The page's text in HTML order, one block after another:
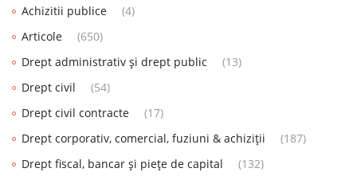
Achizitii publice
(4)
Articole
(650)
Drept administrativ și drept public
(13)
Drept civil
(54)
Drept civil contracte
(17)
Drept corporativ, comercial, fuziuni & achiziții
(187)
Drept fiscal, bancar și piețe de capital
(132)